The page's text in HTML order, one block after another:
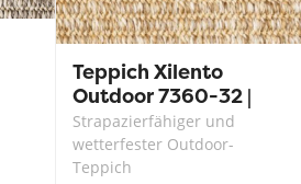
Teppich Xilento
Outdoor 7360-32 |
200 x 300 cm
Strapazierfähiger und
wetterfester Outdoor-
Teppich